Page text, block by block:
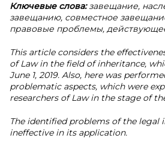
Ключевые слова:завещание,
завещанию, совместное
правовые проблемы,
This article considers the
of Law in the field of inheritance,
June 1, 2019. Also, here was
problematic aspects, which were
researchers of Law in the stage of
The identified problems of the
ineffective in its application.